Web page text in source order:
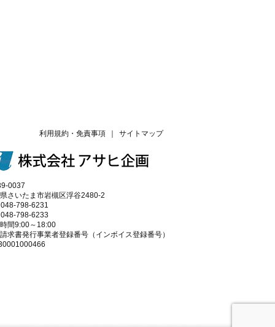
サイトマップ
利用規約・免責事項
0037
さいたま市岩槻区浮谷2480-2
798-6231
048-798-6233
間9:00～18:00
求書発行事業者登録番号（インボイス登録番号）